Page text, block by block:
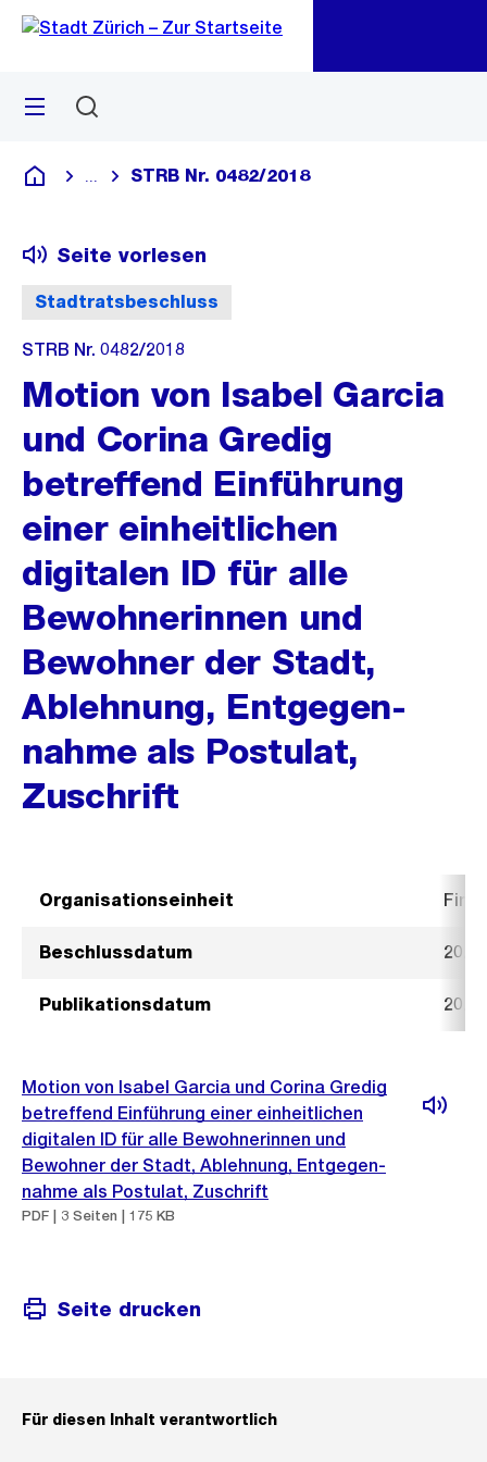
Navigation
Sprunglink
Menü
Deutsch
Blende alle Breadcrumbs ein
STRB Nr. 0482/2018
Stadtratsbeschluss
Seite vorlesen
STRB Nr. 0482/2018
Motion von Isabel Garcia
und Corina Gredig
betreffend Einführung
einer einheitlichen
digitalen ID für alle
Bewohnerinnen und
Bewohner der Stadt,
Ablehnung, Entgegen-
nahme als Postulat,
Zuschrift
Organisationseinheit
Beschlussdatum 20.
Publikationsdatum 20.
Motion von Isabel Garcia und Corina Gredig
betreffend Einführung einer einheitlichen
digitalen ID für alle Bewohnerinnen und
Bewohner der Stadt, Ablehnung, Entgegen-
nahme als Postulat, Zuschrift
PDF | 3 Seiten | 175 KB
Seite drucken
Für diesen Inhalt verantwortlich